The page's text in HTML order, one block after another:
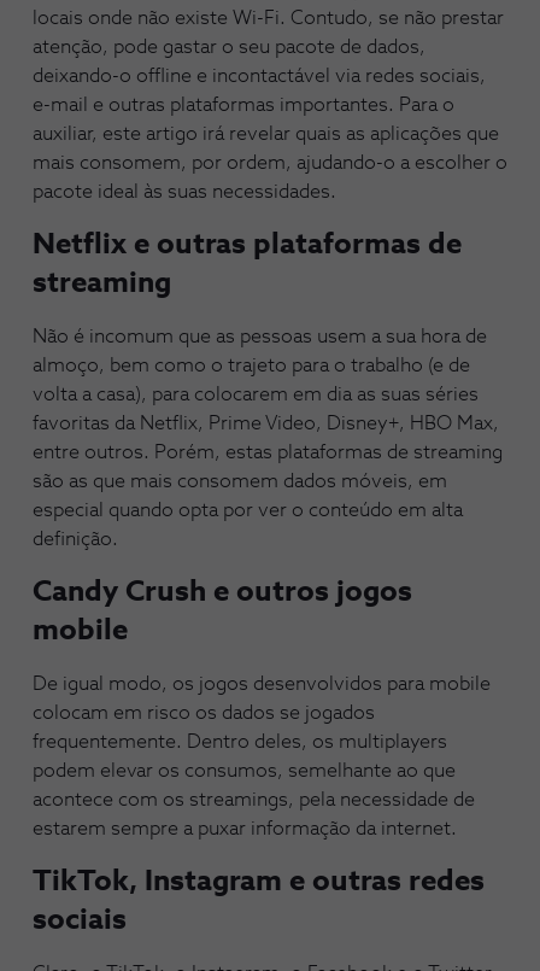
locais onde não existe Wi-Fi. Contudo, se não prestar
atenção, pode gastar o seu pacote de dados,
deixando-o offline e incontactável via redes sociais,
e-mail e outras plataformas importantes. Para o
auxiliar, este artigo irá revelar quais as aplicações que
mais consomem, por ordem, ajudando-o a escolher o
pacote ideal às suas necessidades.
Netflix e outras plataformas de
streaming
Não é incomum que as pessoas usem a sua hora de
almoço, bem como o trajeto para o trabalho (e de
volta a casa), para colocarem em dia as suas séries
favoritas da Netflix, Prime Video, Disney+, HBO Max,
entre outros. Porém, estas plataformas de streaming
são as que mais consomem dados móveis, em
especial quando opta por ver o conteúdo em alta
definição.
Candy Crush e outros jogos
mobile
De igual modo, os jogos desenvolvidos para mobile
colocam em risco os dados se jogados
frequentemente. Dentro deles, os multiplayers
podem elevar os consumos, semelhante ao que
acontece com os streamings, pela necessidade de
estarem sempre a puxar informação da internet.
TikTok, Instagram e outras redes
sociais